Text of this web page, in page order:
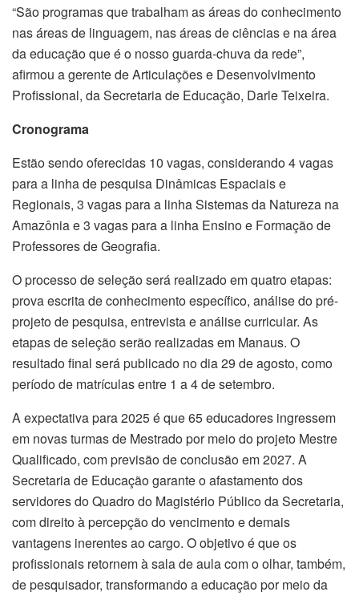
“São programas que trabalham as áreas do conhecimento
nas áreas de linguagem, nas áreas de ciências e na área
da educação que é o nosso guarda-chuva da rede”,
afirmou a gerente de Articulações e Desenvolvimento
Profissional, da Secretaria de Educação, Darle Teixeira.
Cronograma
Estão sendo oferecidas 10 vagas, considerando 4 vagas
para a linha de pesquisa Dinâmicas Espaciais e
Regionais, 3 vagas para a linha Sistemas da Natureza na
Amazônia e 3 vagas para a linha Ensino e Formação de
Professores de Geografia.
O processo de seleção será realizado em quatro etapas:
prova escrita de conhecimento específico, análise do pré-
projeto de pesquisa, entrevista e análise curricular. As
etapas de seleção serão realizadas em Manaus. O
resultado final será publicado no dia 29 de agosto, como
período de matrículas entre 1 a 4 de setembro.
A expectativa para 2025 é que 65 educadores ingressem
em novas turmas de Mestrado por meio do projeto Mestre
Qualificado, com previsão de conclusão em 2027. A
Secretaria de Educação garante o afastamento dos
servidores do Quadro do Magistério Público da Secretaria,
com direito à percepção do vencimento e demais
vantagens inerentes ao cargo. O objetivo é que os
profissionais retornem à sala de aula com o olhar, também,
de pesquisador, transformando a educação por meio da